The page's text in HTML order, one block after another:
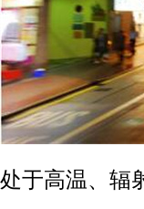
处于高温、辐